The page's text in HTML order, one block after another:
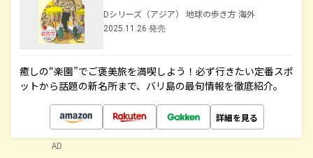
Dシリーズ（アジア） 地球の歩き方 海外
2025.11.26 発売
癒しの“楽園”でご褒美旅を満喫しよう！必ず行きたい定番スポ
ットから話題の新名所まで、バリ島の最旬情報を徹底紹介。
詳細を見る
AD